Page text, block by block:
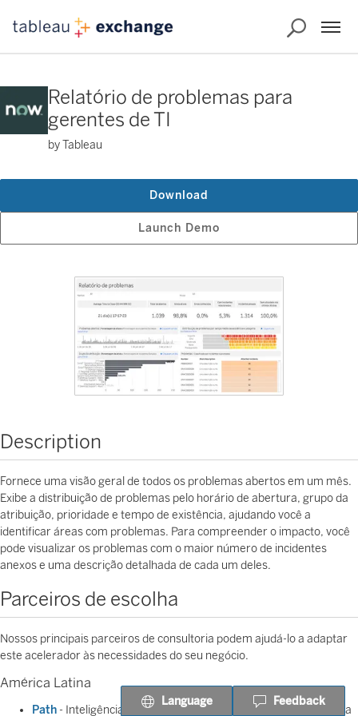
Relatório de problemas para
gerentes de TI
by Tableau
Launch Demo
Download
Description
Fornece uma visão geral de todos os problemas abertos em um mês.
Exibe a distribuição de problemas pelo horário de abertura, grupo da
atribuição, prioridade e tempo de existência, ajudando você a
identificar áreas com problemas. Para compreender o impacto, você
pode visualizar os problemas com o maior número de incidentes
anexos e uma descrição detalhada de cada um deles.
Parceiros de escolha
Nossos principais parceiros de consultoria podem ajudá-lo a adaptar
este acelerador às necessidades do seu negócio.
América Latina
Path - Inteligência de dados usando aprendizagem de máquina
Language Feedback